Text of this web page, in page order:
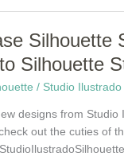
Silhouette
Silhouette
/ Studio Ilustrado
designs from Studio
out the cuties of